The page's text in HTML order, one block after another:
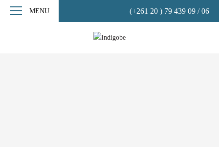
MENU (+261 20 ) 79 439 09 / 06